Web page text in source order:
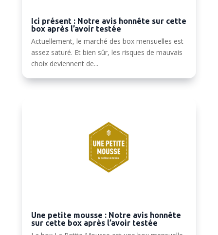
Ici présent : Notre avis honnête sur cette
box après l’avoir testée
Actuellement, le marché des box mensuelles est
assez saturé. Et bien sûr, les risques de mauvais
choix deviennent de...
Une petite mousse : Notre avis honnête
sur cette box après l’avoir testée